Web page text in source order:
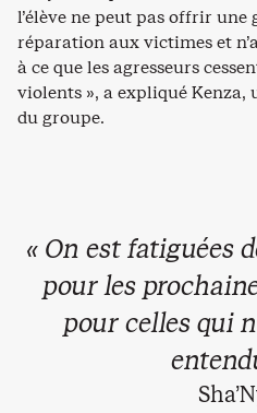
l’élève ne peut pas offrir une
réparation aux victimes et
à ce que les agresseurs
violents », a expliqué Kenza,
du groupe.
« On est fatiguées
pour les
pour celles qui